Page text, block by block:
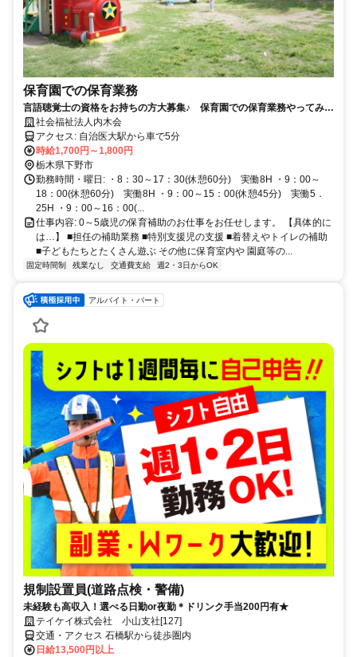
保育園での保育業務
言語聴覚士の資格をお持ちの方大募集♪ 保育園での保育業務やってみま
せんか？
社会福祉法人内木会
アクセス: 自治医大駅から車で5分
時給1,700円～1,800円
栃木県下野市
勤務時間・曜日: ・8：30～17：30(休憩60分) 実働8H ・9：00～
18：00(休憩60分) 実働8H ・9：00～15：00(休憩45分) 実働5．
25H ・9：00～16：00(...
仕事内容: 0～5歳児の保育補助のお仕事をお任せします。 【具体的に
は…】 ■担任の補助業務 ■特別支援児の支援 ■着替えやトイレの補助
■子どもたちとたくさん遊ぶ その他に保育室内や 園庭等の...
固定時間制 残業なし 交通費支給 週2・3日からOK
アルバイト・パート
規制設置員(道路点検・警備)
未経験も高収入！選べる日勤or夜勤＊ドリンク手当200円有★
テイケイ株式会社 小山支社[127]
交通・アクセス 石橋駅から徒歩圏内
日給13,500円以上